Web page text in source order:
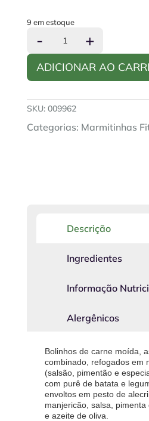
9 em estoque
-
Polpettini
ao
Pomodoro,
Batata
e
Assados
+
ADICIONAR AO
SKU: 009962
Categorias: Marmitinhas
Descrição
Ingredientes
Informação
Alergênicos
Bolinhos de carne moída,
combinado, refogados em
(salsão, pimentão e
com purê de batata e
envoltos em pesto de
manjericão, salsa,
e azeite de oliva.